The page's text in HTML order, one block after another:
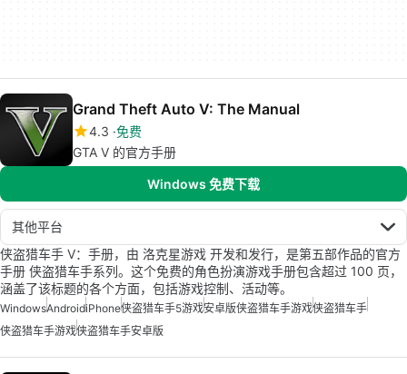
Grand Theft Auto V: The Manual
4.3 免费
GTA V 的官方手册
Windows 免费下载
其他平台
侠盗猎车手 V：手册，由 洛克星游戏 开发和发行，是第五部作品的官方
手册 侠盗猎车手系列。这个免费的角色扮演游戏手册包含超过 100 页，
涵盖了该标题的各个方面，包括游戏控制、活动等。
WindowsAndroidiPhone侠盗猎车手5游戏安卓版侠盗猎车手游戏侠盗猎车手
侠盗猎车手游戏侠盗猎车手安卓版